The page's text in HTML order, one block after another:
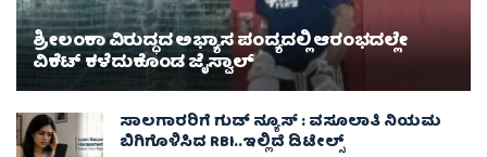
ಶ್ರೀಲಂಕಾ ವಿರುದ್ಧದ ಅಭ್ಯಾಸ ಪಂದ್ಯದಲ್ಲಿ ಆರಂಭದಲ್ಲೇ
ವಿಕೆಟ್ ಕಳೆದುಕೊಂಡ ಜೈಸ್ವಾಲ್
ಸಾಲಗಾರರಿಗೆ ಗುಡ್ ನ್ಯೂಸ್ : ವಸೂಲಾತಿ ನಿಯಮ
ಬಿಗಿಗೊಳಿಸಿದ RBI..ಇಲ್ಲಿದೆ ಡಿಟೇಲ್ಸ್